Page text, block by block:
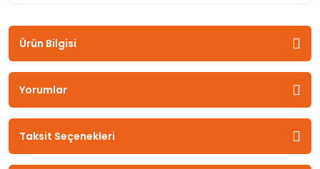
Ürün Bilgisi
Yorumlar
Taksit Seçenekleri